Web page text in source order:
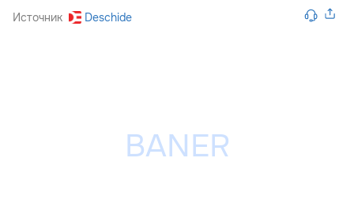
Источник Deschide